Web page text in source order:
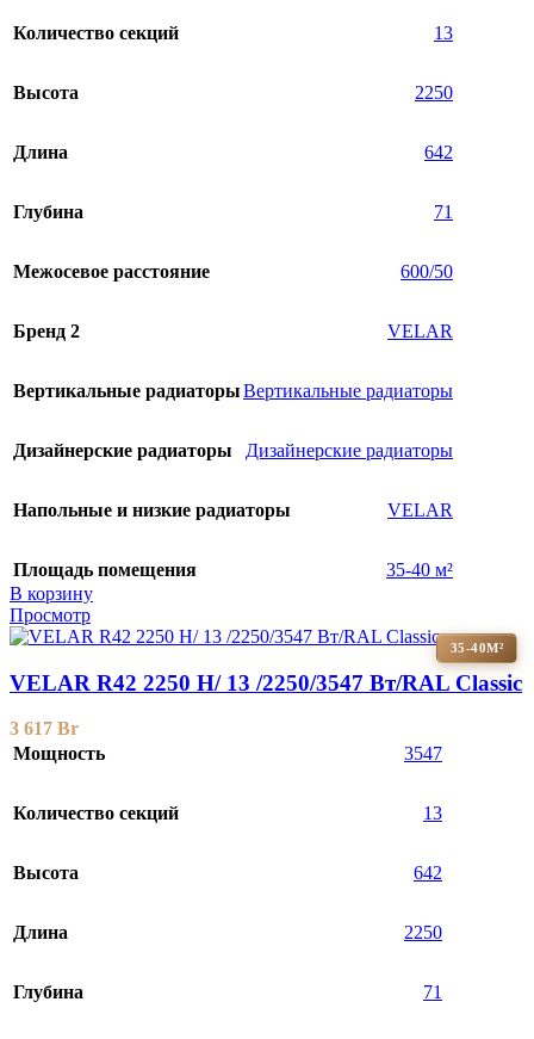
Количество секций 13
Высота 2250
Длина 642
Глубина 71
Межосевое расстояние 600/50
Бренд 2 VELAR
Вертикальные радиаторыВертикальные радиаторы
Дизайнерские радиаторы Дизайнерские радиаторы
Напольные и низкие радиаторы VELAR
Площадь помещения
35-40 м²
В корзину
Просмотр
35-40М²
VELAR R42 2250 H/ 13 /2250/3547 Вт/RAL Classic
3 617 Br
Мощность
3547
Количество секций 13
Высота 642
Длина 2250
Глубина 71